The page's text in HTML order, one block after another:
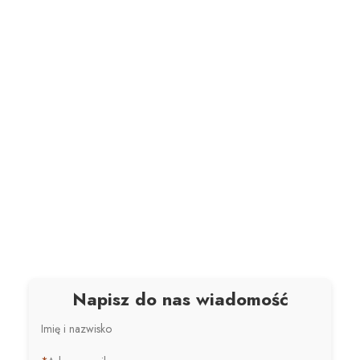
Napisz do nas wiadomość
Imię i nazwisko